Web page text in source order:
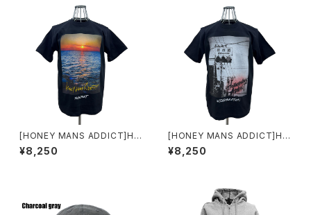
[HONEY MANS ADDICT]HM
A CAMP Photo T SUNSET
¥8,250
[HONEY MANS ADDICT]HM
A CAMP Photo T INTERSE
CTION
¥8,250